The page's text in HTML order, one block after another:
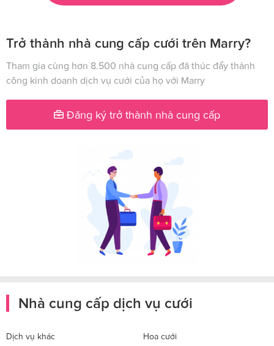
Trở thành nhà cung cấp cưới trên Marry?
Tham gia cùng hơn 8.500 nhà cung cấp đã thúc đẩy thành
công kinh doanh dịch vụ cưới của họ với Marry
Đăng ký trở thành nhà cung cấp
Nhà cung cấp dịch vụ cưới
Dịch vụ khác Hoa cưới